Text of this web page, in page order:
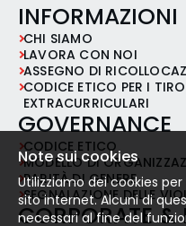
INFORMAZIONI
CHI SIAMO
LAVORA CON NOI
ASSEGNO DI
CODICE ETICO PER I
EXTRACURRICULARI
GOVERNANCE
CODICE ETICO
MODELLO DI
PARITÀ DI GENERE
SEGNALAZIONE DELLE
CORPORATE &
Note sui cookies
Utilizziamo dei cookies
sito internet. Alcuni di
necessari al fine del